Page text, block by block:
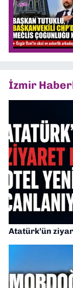
İzmir
Atatürk’ün